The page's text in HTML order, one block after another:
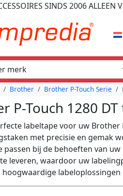
SINDS 2006ALLEEN
Brother Brother P-Touch Serie
P-Touch 1280
labeltape voor uw Brother
met precisie en gemak
passen bij de behoeften van
leveren, waardoor uw
hoogwaardige